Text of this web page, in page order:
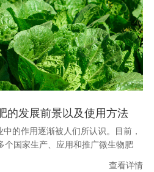
的发展前景以及使用方法
中的作用逐渐被人们所认识。目前，
个国家生产、应用和推广微生物肥
查看详情